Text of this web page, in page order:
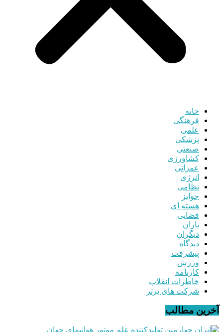
خانه
فرهنگی
علمی
پزشکی
صنعتی
کشاورزی
عمرانی
انرژی
نظامی
جوایز
هسته ای
قضایی
یاران
دیگران
دیدگاه
پیشرفت
ورزش
کارنامه
خاطرات انقلاب
شرکت های برتر
آخرین مطالب